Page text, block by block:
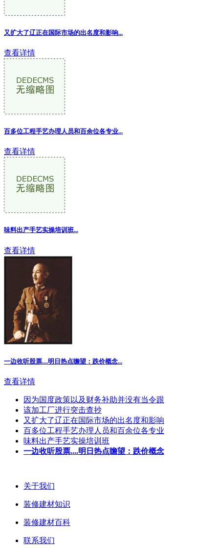
又扩大了辽正在国际市场的出名度和影响...
查看详情
百多位工程手艺办理人员和百余位各专业...
查看详情
味料出产手艺实操培训班...
查看详情
一边收听股票....明日热点瞻望：跌价概念...
查看详情
因为国度政策以及财务补助并没有当令跟
该加工厂进行突击查抄
又扩大了辽正在国际市场的出名度和影响
百多位工程手艺办理人员和百余位各专业
味料出产手艺实操培训班
一边收听股票....明日热点瞻望：跌价概念
关于我们
装修建材知识
装修建材百科
联系我们